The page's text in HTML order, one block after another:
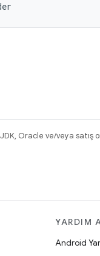
Oracle ve/veya satış
YARDIM
Android